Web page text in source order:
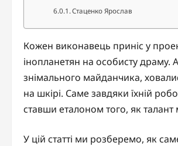
Стаценко Ярослав
Кожен виконавець приніс у
інопланетян на особисту драму.
знімального майданчика,
на шкірі. Саме завдяки їхній
ставши еталоном того, як
У цій статті ми розберемо, як